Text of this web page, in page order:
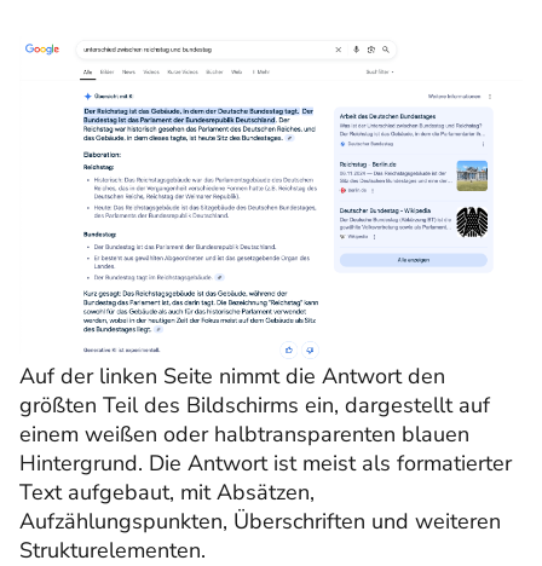
Auf der linken Seite nimmt die Antwort den
größten Teil des Bildschirms ein, dargestellt auf
einem weißen oder halbtransparenten blauen
Hintergrund. Die Antwort ist meist als formatierter
Text aufgebaut, mit Absätzen,
Aufzählungspunkten, Überschriften und weiteren
Strukturelementen.